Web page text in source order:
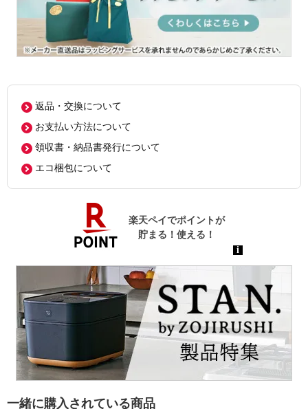
返品・交換について
お支払い方法について
領収書・納品書発行について
エコ梱包について
一緒に購入されている商品